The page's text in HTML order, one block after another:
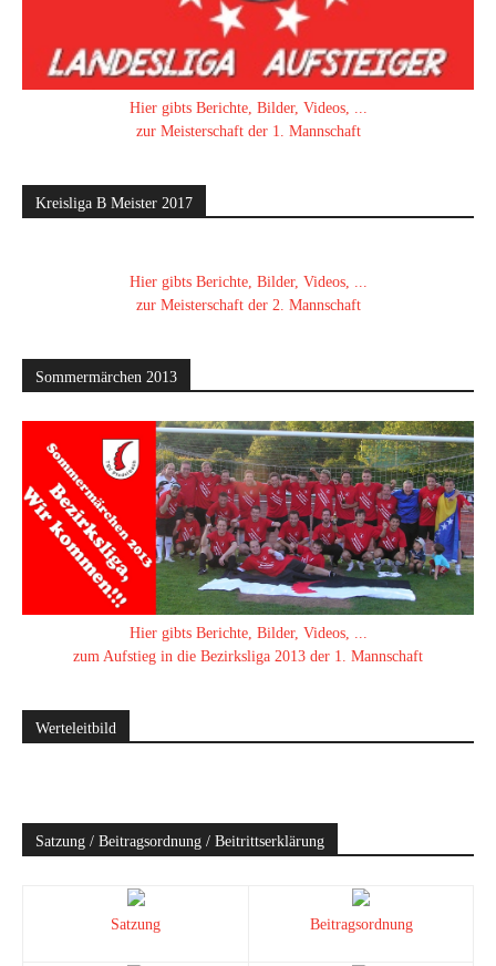
Hier gibts Berichte, Bilder, Videos, ...
zur Meisterschaft der 1. Mannschaft
Kreisliga B Meister 2017
Hier gibts Berichte, Bilder, Videos, ...
zur Meisterschaft der 2. Mannschaft
Sommermärchen 2013
Hier gibts Berichte, Bilder, Videos, ...
zum Aufstieg in die Bezirksliga 2013 der 1. Mannschaft
Werteleitbild
Satzung / Beitragsordnung / Beitrittserklärung
Satzung Beitragsordnung